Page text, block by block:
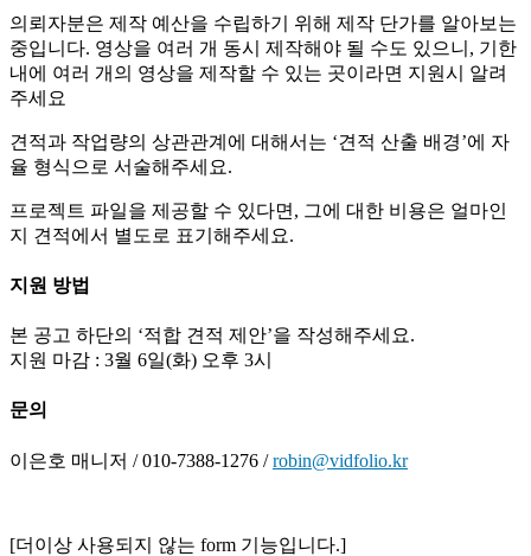
의뢰자분은 제작 예산을 수립하기 위해 제작 단가를 알아보는
중입니다. 영상을 여러 개 동시 제작해야 될 수도 있으니, 기한
내에 여러 개의 영상을 제작할 수 있는 곳이라면 지원시 알려
주세요
견적과 작업량의 상관관계에 대해서는 ‘견적 산출 배경’에 자
율 형식으로 서술해주세요.
프로젝트 파일을 제공할 수 있다면, 그에 대한 비용은 얼마인
지 견적에서 별도로 표기해주세요.
지원 방법
본 공고 하단의 ‘적합 견적 제안’을 작성해주세요.
지원 마감 : 3월 6일(화) 오후 3시
문의
이은호 매니저 / 010-7388-1276 /robin@vidfolio.kr
[더이상 사용되지 않는 form 기능입니다.]